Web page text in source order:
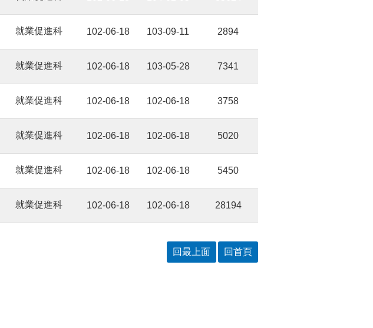
就業促進科 102-06-18 103-09-11 2894
就業促進科 102-06-18 103-05-28 7341
就業促進科 102-06-18 102-06-18 3758
就業促進科 102-06-18 102-06-18 5020
就業促進科 102-06-18 102-06-18 5450
就業促進科 102-06-18 102-06-18 28194
回最上面 回首頁